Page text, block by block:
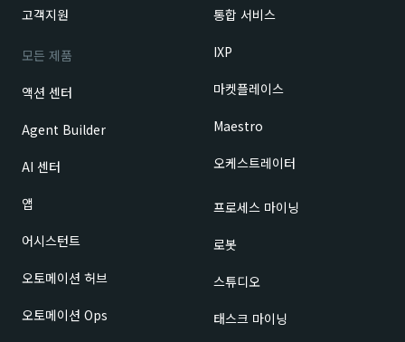
고객지원
모든 제품
액션 센터
Agent Builder
AI 센터
앱
어시스턴트
오토메이션 허브
오토메이션 Ops
통합 서비스
IXP
마켓플레이스
Maestro
오케스트레이터
프로세스 마이닝
로봇
스튜디오
태스크 마이닝